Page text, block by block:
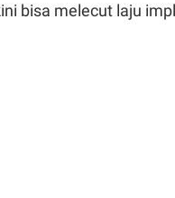
bisa melecut laju